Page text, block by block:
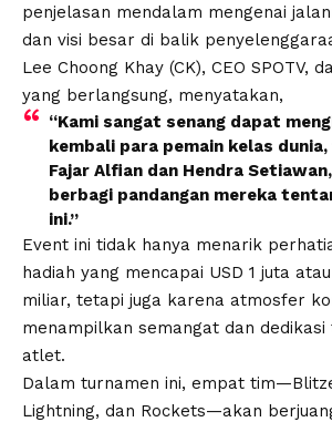
penjelasan mendalam mengenai
dan visi besar di balik
Lee Choong Khay (CK), CEO SPOTV,
yang berlangsung, menyatakan,
“Kami sangat senang dapat
kembali para pemain kelas
Fajar Alfian dan Hendra
berbagi pandangan mereka
ini.”
Event ini tidak hanya menarik
hadiah yang mencapai USD 1 juta
miliar, tetapi juga karena atmosfer
menampilkan semangat dan
atlet.
Dalam turnamen ini, empat
Lightning, dan Rockets—akan